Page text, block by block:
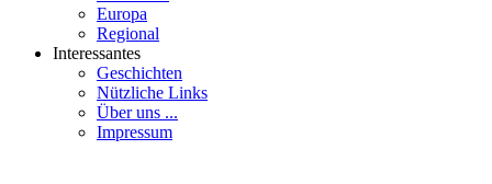
Europa
Regional
Interessantes
Geschichten
Nützliche Links
Über uns ...
Impressum